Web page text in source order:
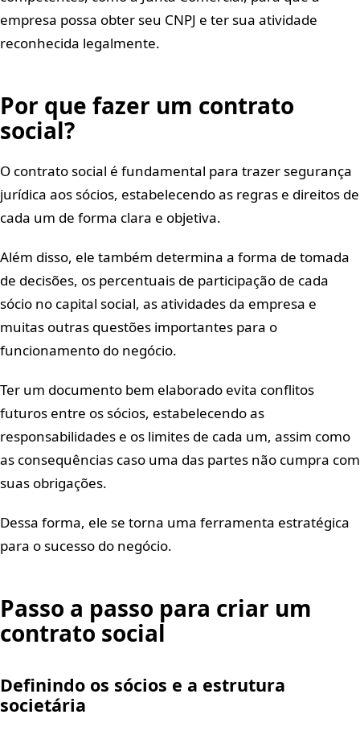
empresa possa obter seu CNPJ e ter sua atividade
reconhecida legalmente.
Por que fazer um contrato
social?
O contrato social é fundamental para trazer segurança
jurídica aos sócios, estabelecendo as regras e direitos de
cada um de forma clara e objetiva.
Além disso, ele também determina a forma de tomada
de decisões, os percentuais de participação de cada
sócio no capital social, as atividades da empresa e
muitas outras questões importantes para o
funcionamento do negócio.
Ter um documento bem elaborado evita conflitos
futuros entre os sócios, estabelecendo as
responsabilidades e os limites de cada um, assim como
as consequências caso uma das partes não cumpra com
suas obrigações.
Dessa forma, ele se torna uma ferramenta estratégica
para o sucesso do negócio.
Passo a passo para criar um
contrato social
Definindo os sócios e a estrutura
societária